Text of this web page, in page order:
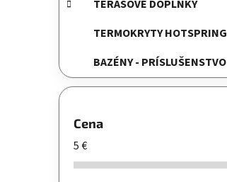
TERASOVÉ DOPLNKY
TERMOKRYTY HOTSPRING
BAZÉNY - PRÍSLUŠENSTVO
Cena
5€